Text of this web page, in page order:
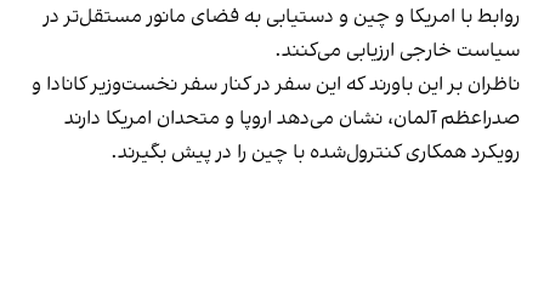
روابط با امریکا و چین و دستیابی به فضای مانور مستقل‌تر در
سیاست خارجی ارزیابی می‌کنند.
ناظران بر این باورند که این سفر در کنار سفر نخست‌وزیر کانادا و
صدراعظم آلمان، نشان می‌دهد اروپا و متحدان امریکا دارند
رویکرد همکاری کنترول‌شده با چین را در پیش بگیرند.